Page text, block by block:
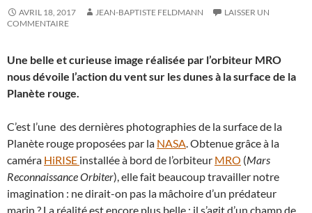
AVRIL 18, 2017 JEAN-BAPTISTE FELDMANN
LAISSER UN
COMMENTAIRE
Une belle et curieuse image réalisée par l’orbiteur MRO
nous dévoile l’action du vent sur les dunes à la surface de la
Planète rouge.
C’est l’une des dernières photographies de la surface de la
Planète rouge proposées par la NASA. Obtenue grâce à la
caméra HiRISE installée à bord de l’orbiteur MRO (Mars
Reconnaissance Orbiter), elle fait beaucoup travailler notre
imagination : ne dirait-on pas la mâchoire d’un prédateur
marin ? La réalité est encore plus belle : il s’agit d’un champ de